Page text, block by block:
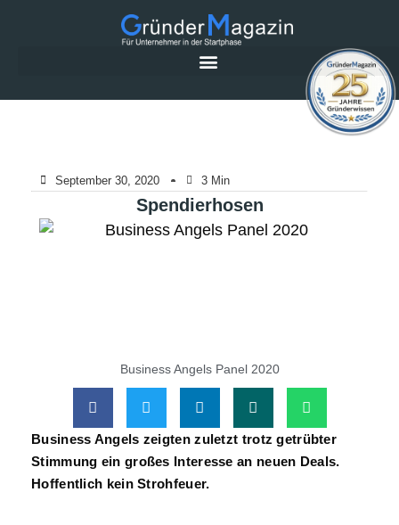
September 30, 2020 3 Min
Spendierhosen
Business Angels Panel 2020
Business Angels zeigten zuletzt trotz getrübter
Stimmung ein großes Interesse an neuen Deals.
Hoffentlich kein Strohfeuer.